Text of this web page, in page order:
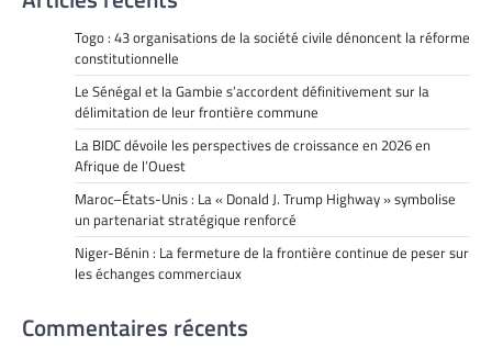
Togo : 43 organisations de la société civile dénoncent la réforme
constitutionnelle
Le Sénégal et la Gambie s’accordent définitivement sur la
délimitation de leur frontière commune
La BIDC dévoile les perspectives de croissance en 2026 en
Afrique de l’Ouest
Maroc–États-Unis : La « Donald J. Trump Highway » symbolise
un partenariat stratégique renforcé
Niger-Bénin : La fermeture de la frontière continue de peser sur
les échanges commerciaux
Commentaires récents